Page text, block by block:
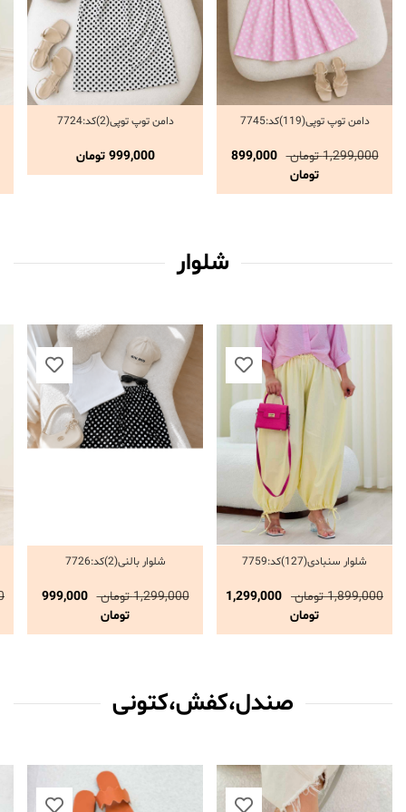
گزینه ها
699,000 تومان